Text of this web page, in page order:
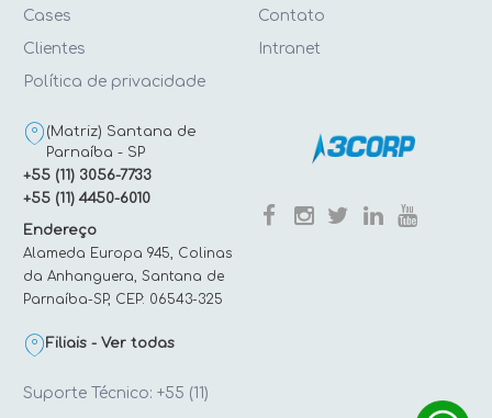
Cases
Clientes
Política de privacidade
Contato
Intranet
(Matriz) Santana de
Parnaíba - SP
+55 (11) 3056-7733
+55 (11) 4450-6010
Endereço
Alameda Europa 945, Colinas
da Anhanguera, Santana de
Parnaíba-SP, CEP: 06543-325
Filiais - Ver todas
Suporte Técnico: +55 (11)